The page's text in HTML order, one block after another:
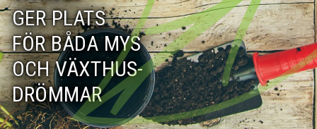
GER PLATS
FÖR BÅDA MYS
OCH VÄXTHUS-
DRÖMMAR